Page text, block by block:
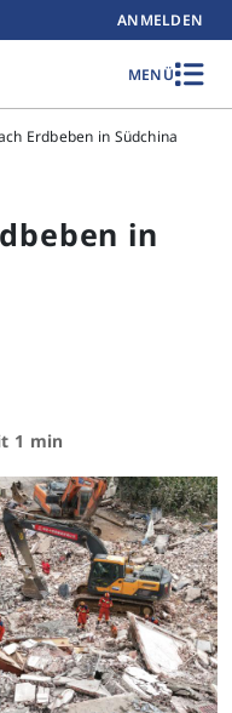
ANMELDEN
MENÜ
Erdbeben in Südchina
in
1 min